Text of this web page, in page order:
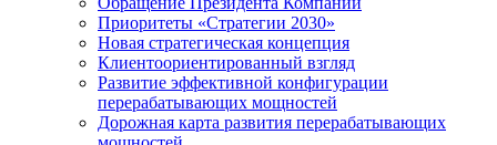
Приоритеты «Стратегии 2030»
Новая стратегическая концепция
Клиентоориентированный взгляд
Развитие эффективной конфигурации
перерабатывающих мощностей
Дорожная карта развития перерабатывающих